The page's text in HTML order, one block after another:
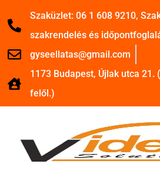
Szaküzlet: 06 1 608 9210,
szakrendelés és
gyseellatas@gmail.com
1173 Budapest, Újlak utca 21.
felől.)